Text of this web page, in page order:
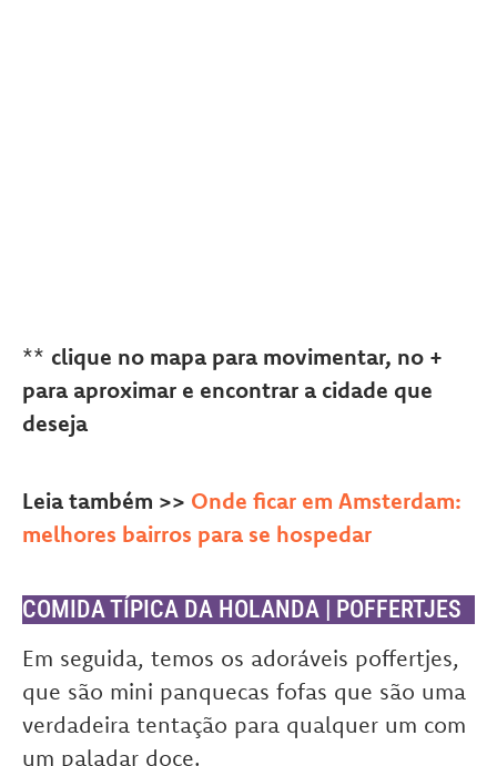
** clique no mapa para movimentar, no +
para aproximar e encontrar a cidade que
deseja
Leia também >> Onde ficar em Amsterdam:
melhores bairros para se hospedar
COMIDA TÍPICA DA HOLANDA | POFFERTJES
Em seguida, temos os adoráveis poffertjes,
que são mini panquecas fofas que são uma
verdadeira tentação para qualquer um com
um paladar doce.